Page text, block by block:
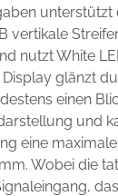
vertikale
nutzt White
Display glänzt
einen
und
eine
Wobei die